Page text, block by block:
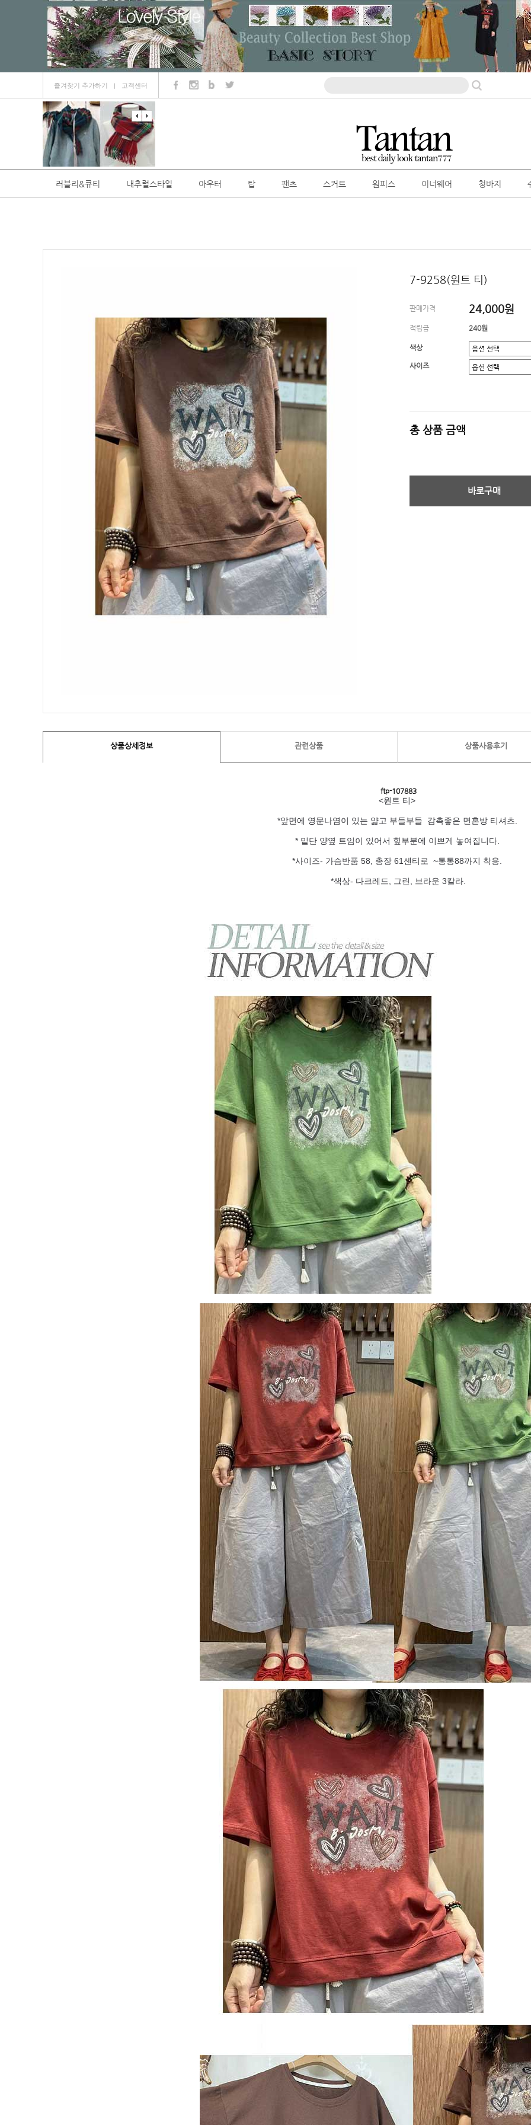
즐겨찾기 추가하기 ㅣ 고객센터
러블리&큐티 내추럴스타일 아우터 탑 팬츠 스커트 원피스 이너웨어 청바지
7-9258(원트 티)
판매가격 24,000원
적립금 240원
색상
사이즈
총 상품 금액
바로구매
상품상세정보 관련상품 상품사용후기
ftp-107883
<원트 티>
*앞면에 영문나염이 있는 얇고 부들부들 감촉좋은 면혼방 티셔츠.
* 밑단 양옆 트임이 있어서 힢부분에 이쁘게 놓여집니다.
*사이즈- 가슴반품 58, 총장 61센티로 ~통통88까지 착용.
*색상- 다크레드, 그린, 브라운 3칼라.